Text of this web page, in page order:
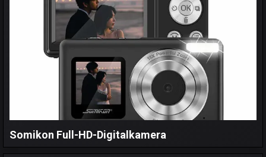
Somikon Full-HD-Digitalkamera